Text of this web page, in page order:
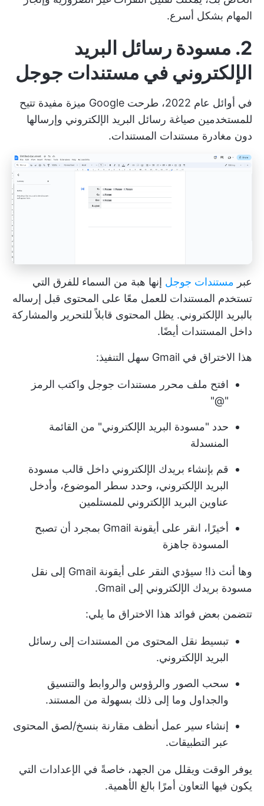
المهام بشكل أسرع.
2. مسودة رسائل البريد
الإلكتروني في مستندات جوجل
في أوائل عام 2022، طرحت Google ميزة مفيدة تتيح
للمستخدمين صياغة رسائل البريد الإلكتروني وإرسالها
دون مغادرة مستندات المستندات.
عبر مستندات جوجل إنها هبة من السماء للفرق التي
تستخدم المستندات للعمل معًا على المحتوى قبل إرساله
بالبريد الإلكتروني. يظل المحتوى قابلاً للتحرير والمشاركة
داخل المستندات أيضًا.
هذا الاختراق في Gmail سهل التنفيذ:
افتح ملف محرر مستندات جوجل واكتب الرمز
"@"
حدد "مسودة البريد الإلكتروني" من القائمة
المنسدلة
قم بإنشاء بريدك الإلكتروني داخل قالب مسودة
البريد الإلكتروني، وحدد سطر الموضوع، وأدخل
عناوين البريد الإلكتروني للمستلمين
أخيرًا، انقر على أيقونة Gmail بمجرد أن تصبح
المسودة جاهزة
وها أنت ذا! سيؤدي النقر على أيقونة Gmail إلى نقل
مسودة بريدك الإلكتروني إلى Gmail.
تتضمن بعض فوائد هذا الاختراق ما يلي:
تبسيط نقل المحتوى من المستندات إلى رسائل
البريد الإلكتروني.
سحب الصور والرؤوس والروابط والتنسيق
والجداول وما إلى ذلك بسهولة من المستند.
إنشاء سير عمل أنظف مقارنة بنسخ/لصق المحتوى
عبر التطبيقات.
يوفر الوقت ويقلل من الجهد، خاصةً في الإعدادات التي
يكون فيها التعاون أمرًا بالغ الأهمية.